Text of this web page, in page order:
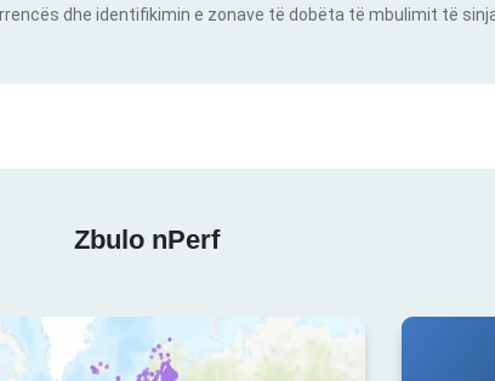
dhe identifikimin e zonave të dobëta të mbulimit të
Zbulo nPerf